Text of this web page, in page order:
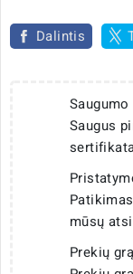
Dalintis
Saugus
mūsų
Prekių